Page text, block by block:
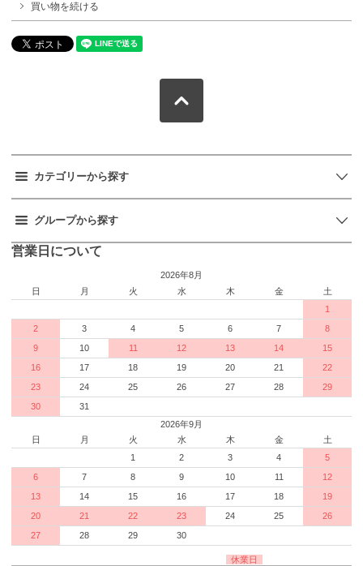
買い物を続ける
カテゴリーから探す
グループから探す
営業日について
2026年8月
日
月 火 水 木 金
土
1
2
3 4 5 6 7
8
9
10 11 12 13 14
15
16
17 18 19 20 21
22
23
24 25 26 27 28
29
30
31
2026年9月
日
月 火 水 木 金
土
1
2 3 4
5
6
7 8 9 10 11
12
13
14 15 16 17 18
19
20
21 22 23 24 25
26
27
28 29 30
休業日